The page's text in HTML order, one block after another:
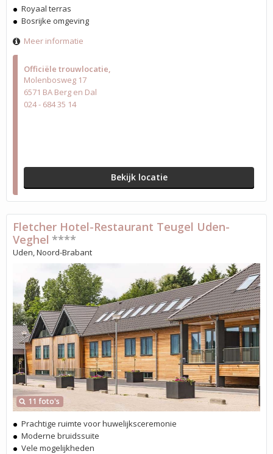
Officiële trouwlocatie
Molenbosweg 17
6571 BA Berg en Dal
024 - 684 35 14
Bekijk locatie
Royaal terras
Bosrijke omgeving
Meer informatie
11 foto's
Fletcher Hotel-Restaurant Teugel Uden-
Veghel ****
Uden, Noord-Brabant
Prachtige ruimte voor huwelijksceremonie
Moderne bruidssuite
Vele mogelijkheden